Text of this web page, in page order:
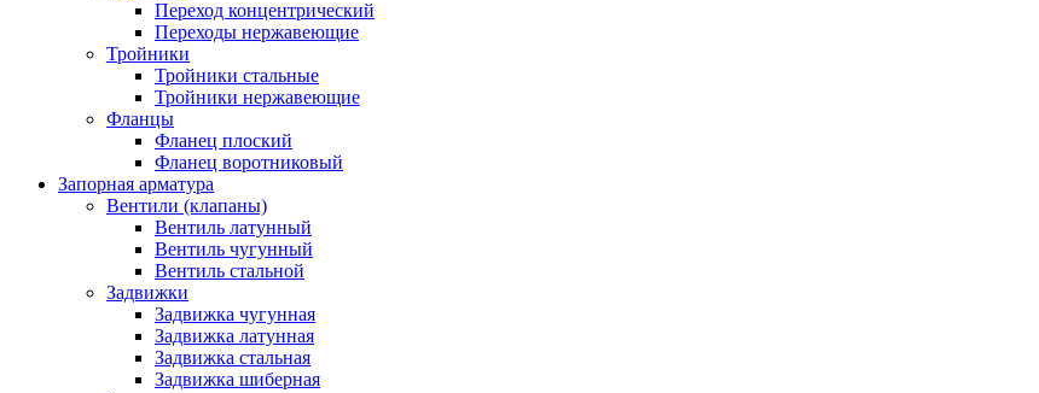
Переход концентрический
Переходы нержавеющие
Тройники
Тройники стальные
Тройники нержавеющие
Фланцы
Фланец плоский
Фланец воротниковый
Запорная арматура
Вентили (клапаны)
Вентиль латунный
Вентиль чугунный
Вентиль стальной
Задвижки
Задвижка чугунная
Задвижка латунная
Задвижка стальная
Задвижка шиберная